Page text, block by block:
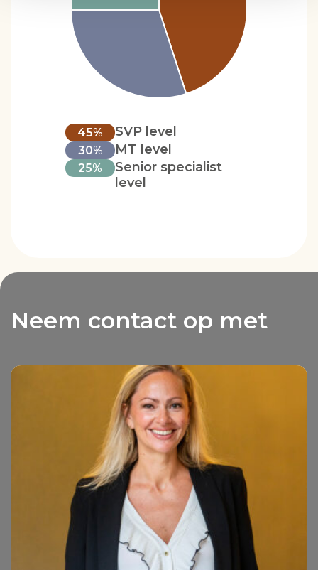
45% SVP level
30% MT level
25%
Senior specialist
level
Neem contact op met